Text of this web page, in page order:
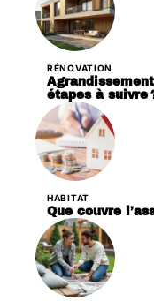
RÉNOVATION
étapes à suivre
HABITAT
Que couvre